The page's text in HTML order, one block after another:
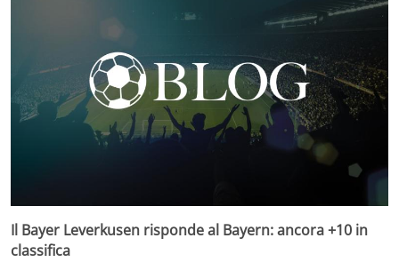
Il Bayer Leverkusen risponde al Bayern: ancora +10 in
classifica